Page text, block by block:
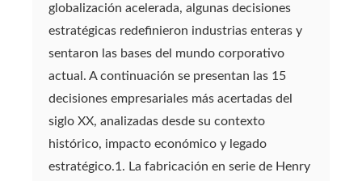
globalización acelerada, algunas decisiones
estratégicas redefinieron industrias enteras y
sentaron las bases del mundo corporativo
actual. A continuación se presentan las 15
decisiones empresariales más acertadas del
siglo XX, analizadas desde su contexto
histórico, impacto económico y legado
estratégico.1. La fabricación en serie de Henry